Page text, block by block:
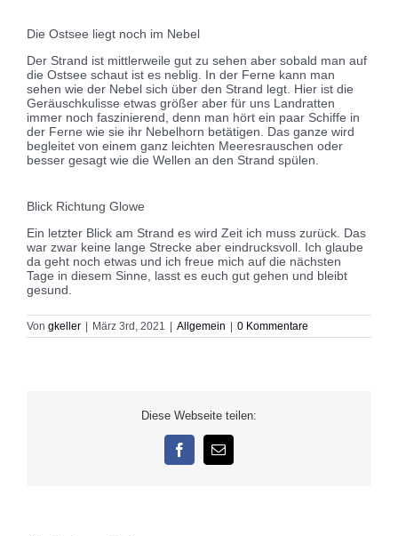
Die Ostsee liegt noch im Nebel
Der Strand ist mittlerweile gut zu sehen aber sobald man auf
die Ostsee schaut ist es neblig. In der Ferne kann man
sehen wie der Nebel sich über den Strand legt. Hier ist die
Geräuschkulisse etwas größer aber für uns Landratten
immer noch faszinierend, denn man hört ein paar Schiffe in
der Ferne wie sie ihr Nebelhorn betätigen. Das ganze wird
begleitet von einem ganz leichten Meeresrauschen oder
besser gesagt wie die Wellen an den Strand spülen.
Blick Richtung Glowe
Ein letzter Blick am Strand es wird Zeit ich muss zurück. Das
war zwar keine lange Strecke aber eindrucksvoll. Ich glaube
da geht noch etwas und ich freue mich auf die nächsten
Tage in diesem Sinne, lasst es euch gut gehen und bleibt
gesund.
Von gkeller | März 3rd, 2021 | Allgemein | 0 Kommentare
Diese Webseite teilen:
Facebook
E-
Mail